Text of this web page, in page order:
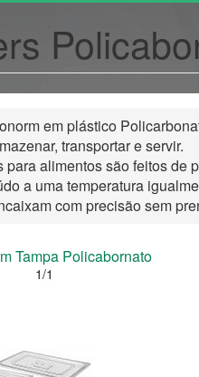
em plástico
transportar e servir.
para alimentos são feitos de
a uma temperatura
com precisão sem
Tampa Policabornato
1/1